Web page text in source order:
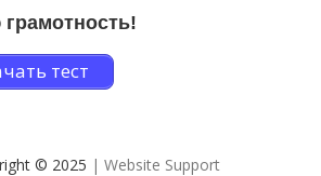
тест
© 2025 | Website Support